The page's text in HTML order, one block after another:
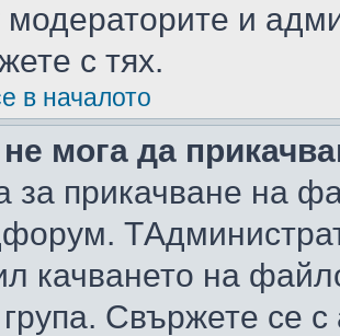
модераторите и
с тях.
в началото
мога да
за прикачване на
качването на
Свържете се